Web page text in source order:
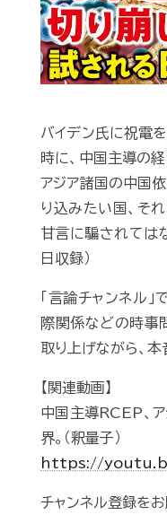
バイデン氏に祝電
時に、中国主導の
アジア諸国の中国
り込みたい国、そ
甘言に騙されては
日収録）
「言論チャンネル」
際関係などの時事
取り上げながら、本
【関連動画】
中国主導RCEP、
界。（釈量子）
https://
チャンネル登録をお